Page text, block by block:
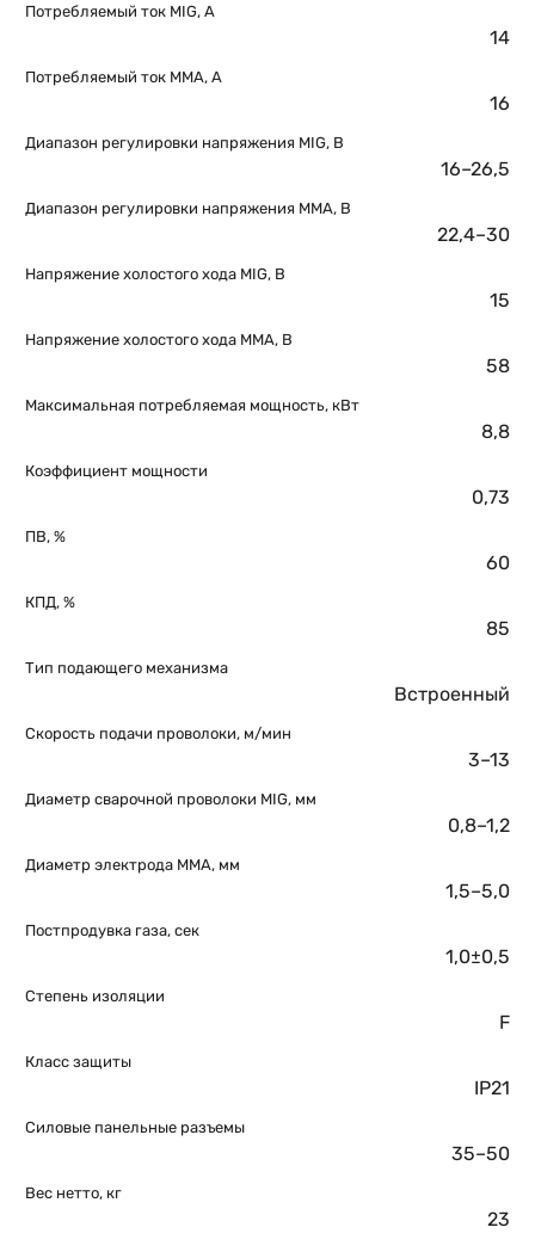
Потребляемый ток MIG, А
14
Потребляемый ток MMA, А
16
Диапазон регулировки напряжения MIG, B
16–26,5
Диапазон регулировки напряжения MMA, В
22,4–30
Напряжение холостого хода MIG, В
15
Напряжение холостого хода MMA, В
58
Максимальная потребляемая мощность, кВт
8,8
Коэффициент мощности
0,73
ПВ, %
60
КПД, %
85
Тип подающего механизма
Встроенный
Скорость подачи проволоки, м/мин
3–13
Диаметр сварочной проволоки MIG, мм
0,8–1,2
Диаметр электрода MMA, мм
1,5–5,0
Постпродувка газа, сек
1,0±0,5
Степень изоляции
F
Класс защиты
IP21
Силовые панельные разъемы
35–50
Вес нетто, кг
23